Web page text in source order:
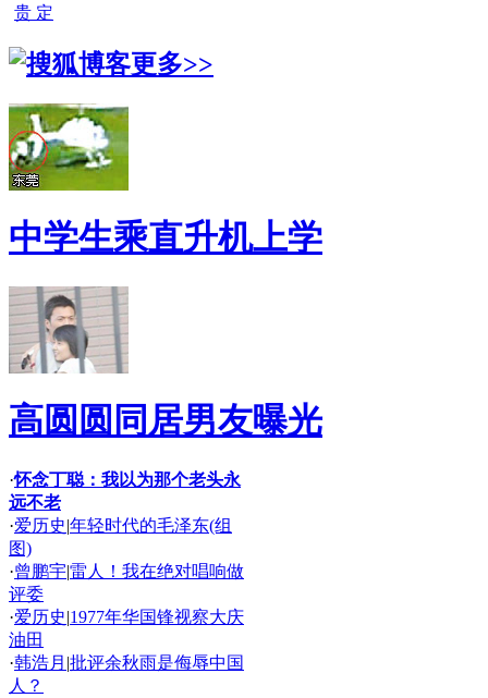
贵 定
更多>>
中学生乘直升机上学
高圆圆同居男友曝光
·怀念丁聪：我以为那个老头永
远不老
·爱历史|年轻时代的毛泽东(组
图)
·曾鹏宇|雷人！我在绝对唱响做
评委
·爱历史|1977年华国锋视察大庆
油田
·韩浩月 |批评余秋雨是侮辱中国
人？